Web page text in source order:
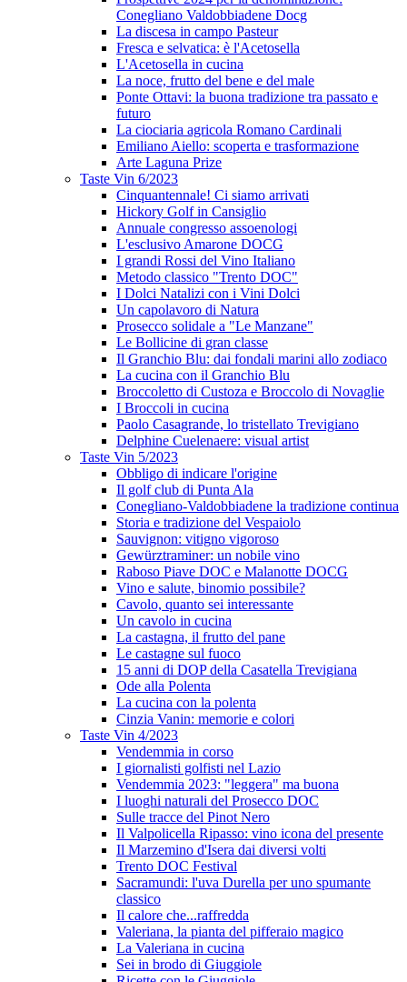
Conegliano Valdobbiadene Docg
La discesa in campo Pasteur
Fresca e selvatica: è l'Acetosella
L'Acetosella in cucina
La noce, frutto del bene e del male
Ponte Ottavi: la buona tradizione tra passato e
futuro
La ciociaria agricola Romano Cardinali
Emiliano Aiello: scoperta e trasformazione
Arte Laguna Prize
Taste Vin 6/2023
Cinquantennale! Ci siamo arrivati
Hickory Golf in Cansiglio
Annuale congresso assoenologi
L'esclusivo Amarone DOCG
I grandi Rossi del Vino Italiano
Metodo classico "Trento DOC"
I Dolci Natalizi con i Vini Dolci
Un capolavoro di Natura
Prosecco solidale a "Le Manzane"
Le Bollicine di gran classe
Il Granchio Blu: dai fondali marini allo zodiaco
La cucina con il Granchio Blu
Broccoletto di Custoza e Broccolo di Novaglie
I Broccoli in cucina
Paolo Casagrande, lo tristellato Trevigiano
Delphine Cuelenaere: visual artist
Taste Vin 5/2023
Obbligo di indicare l'origine
Il golf club di Punta Ala
Conegliano-Valdobbiadene la tradizione continua
Storia e tradizione del Vespaiolo
Sauvignon: vitigno vigoroso
Gewürztraminer: un nobile vino
Raboso Piave DOC e Malanotte DOCG
Vino e salute, binomio possibile?
Cavolo, quanto sei interessante
Un cavolo in cucina
La castagna, il frutto del pane
Le castagne sul fuoco
15 anni di DOP della Casatella Trevigiana
Ode alla Polenta
La cucina con la polenta
Cinzia Vanin: memorie e colori
Taste Vin 4/2023
Vendemmia in corso
I giornalisti golfisti nel Lazio
Vendemmia 2023: "leggera" ma buona
I luoghi naturali del Prosecco DOC
Sulle tracce del Pinot Nero
Il Valpolicella Ripasso: vino icona del presente
Il Marzemino d'Isera dai diversi volti
Trento DOC Festival
Sacramundi: l'uva Durella per uno spumante
classico
Il calore che...raffredda
Valeriana, la pianta del pifferaio magico
La Valeriana in cucina
Sei in brodo di Giuggiole